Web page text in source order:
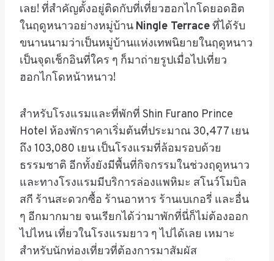
เลย! ที่สำคัญตั้งอยู่ติดกับที่เที่ยวฮอกไกโดยอดฮิต
ในฤดูหนาวอย่างหมู่บ้าน Ningle Terraceที่ได้รับ
ขนานนามว่าเป็นหมู่บ้านแห่งเทพนิยายในฤดูหนาว
เป็นจุดเช็กอินที่ใคร ๆ ก็มาถ่ายรูปเมื่อไปเที่ยว
ฮอกไกโดหน้าหนาว!
สำหรับโรงแรมและที่พักที่ Shin Furano Prince
Hotel ห้องพักราคาเริ่มต้นที่ประมาณ 30,477 เยน
ถึง 103,080 เยน เป็นโรงแรมที่ล้อมรอบด้วย
ธรรมชาติ อีกทั้งยังมีพื้นที่กิจกรรมในช่วงฤดูหนาว
และทางโรงแรมมีบริการล่องแพหิมะ สโนว์โมบิล
สกี ร้านสะดวกซื้อ ร้านอาหาร ร้านเบเกอรี่ และอื่น
ๆ อีกมากมาย จนเรียกได้ว่ามาพักที่นี่ก็ไม่ต้องออก
ไปไหน เที่ยวในโรงแรมยาว ๆ ไปได้เลย เหมาะ
สำหรับนักท่องเที่ยวที่ต้องการมาสัมผัส